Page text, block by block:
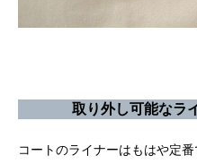
取り外し可能なラ
コートのライナーはもはや定